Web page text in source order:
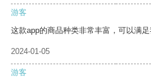
游客
这款app的商品种类非常丰富，可以满足
2024-01-05
游客